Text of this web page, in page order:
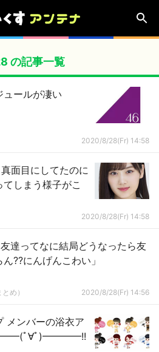
の記事一覧
ュールが凄い
2020/8/28(Fr) 14:58
面目にしてたのに
しまう様子がこ
2020/8/28(Fr) 14:58
達ってなに結局どうなったら友
??にんげんこわい」
め） 2020/8/28(Fr) 14:56
メンバーの浴衣ア
━━━(ﾟ∀ﾟ)━━━━!!